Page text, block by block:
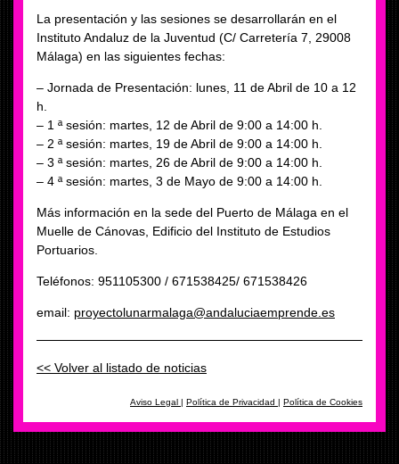
La presentación y las sesiones se desarrollarán en el
Instituto Andaluz de la Juventud (C/ Carretería 7, 29008
Málaga) en las siguientes fechas:
– Jornada de Presentación: lunes, 11 de Abril de 10 a 12
h.
– 1 ª sesión: martes, 12 de Abril de 9:00 a 14:00 h.
– 2 ª sesión: martes, 19 de Abril de 9:00 a 14:00 h.
– 3 ª sesión: martes, 26 de Abril de 9:00 a 14:00 h.
– 4 ª sesión: martes, 3 de Mayo de 9:00 a 14:00 h.
Más información en la sede del Puerto de Málaga en el
Muelle de Cánovas, Edificio del Instituto de Estudios
Portuarios.
Teléfonos: 951105300 / 671538425/ 671538426
email: proyectolunarmalaga@andaluciaemprende.es
<< Volver al listado de noticias
Aviso Legal | Política de Privacidad | Política de Cookies